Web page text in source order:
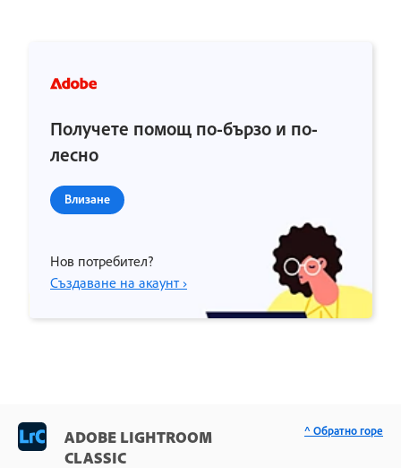
Получете помощ по-бързо и по-
лесно
Влизане
Нов потребител?
Създаване на акаунт ›
ADOBE LIGHTROOM
CLASSIC
^ Обратно горе